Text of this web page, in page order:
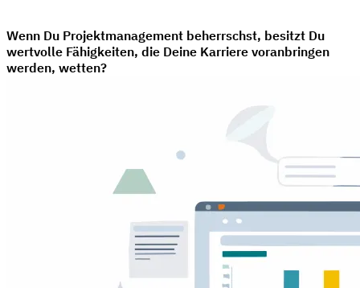
Wenn Du Projektmanagement beherrschst, besitzt Du
wertvolle Fähigkeiten, die Deine Karriere voranbringen
werden, wetten?